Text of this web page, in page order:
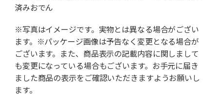
済みおでん
※写真はイメージです。実物とは異なる場合がござい
ます。※パッケージ画像は予告なく変更となる場合が
ございます。また、商品表示の記載内容に関しまして
も変更になっている場合もございます。お手元に届き
ました商品の表示をご確認いただきますようお願いし
ます。